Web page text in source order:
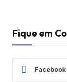
Fique em
Facebook